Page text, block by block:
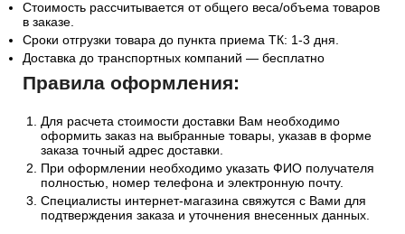
Информацию по отправке другими службами доставки
уточняйте у менеджера по телефону
на Emailsales@1oboi.ru
Стоимость рассчитывается от общего веса/объема товаров
Сроки отгрузки товара до пункта приема ТК: 1-3 дня.
Правила оформления:
Для расчета стоимости доставки Вам необходимо
оформить заказ на выбранные товары, указав в форме
заказа точный адрес доставки.
При оформлении необходимо указать ФИО получателя